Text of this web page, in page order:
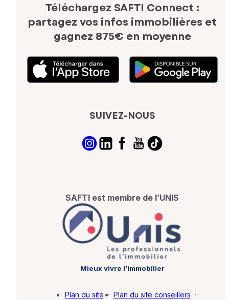
Téléchargez SAFTI Connect :
partagez vos infos immobilières et
gagnez 875€ en moyenne
SUIVEZ-NOUS
SAFTI est membre de l’UNIS
Mieux vivre l’immobilier
Plan du site · Plan du site conseillers ·